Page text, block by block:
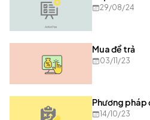
29/08/24
Mua để trả
03/11/23
Phương pháp
14/10/23